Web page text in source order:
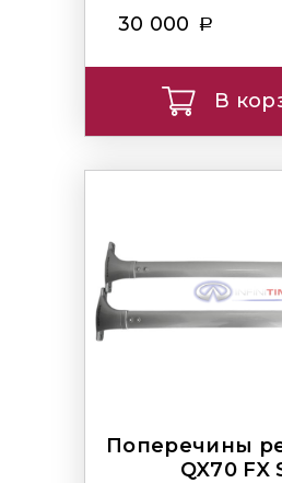
30 000
В
Поперечины
QX70 FX